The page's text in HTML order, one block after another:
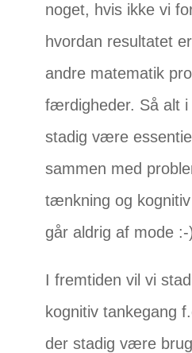
noget, hvis ikke vi
hvordan resultatet
andre matematik
færdigheder. Så alt i
stadig være
sammen med
tænkning og
går aldrig af mode :-
I fremtiden vil vi
kognitiv tankegang
der stadig være